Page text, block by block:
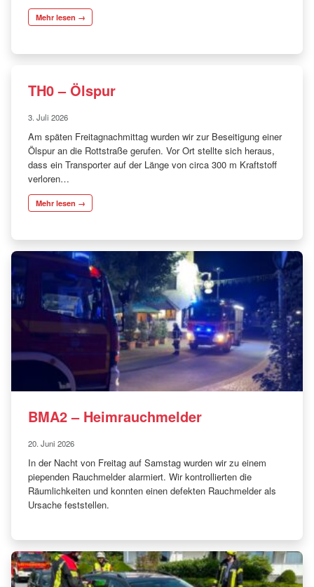
Mehr lesen →
TH0 – Ölspur
3. Juli 2026
Am späten Freitagnachmittag wurden wir zur Beseitigung einer
Ölspur an die Rottstraße gerufen. Vor Ort stellte sich heraus,
dass ein Transporter auf der Länge von circa 300 m Kraftstoff
verloren…
Mehr lesen →
BMA2 – Heimrauchmelder
20. Juni 2026
In der Nacht von Freitag auf Samstag wurden wir zu einem
piependen Rauchmelder alarmiert. Wir kontrollierten die
Räumlichkeiten und konnten einen defekten Rauchmelder als
Ursache feststellen.